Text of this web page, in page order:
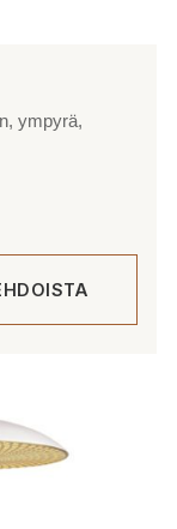
ympyrä,